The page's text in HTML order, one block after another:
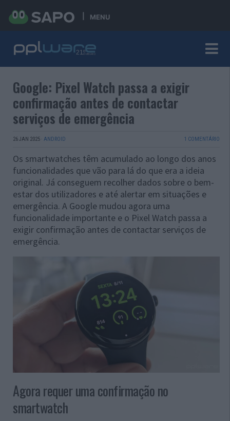
MENU
Google: Pixel Watch passa a exigir
confirmação antes de contactar
serviços de emergência
26 JAN 2025 · ANDROID 1 COMENTÁRIO
Os smartwatches têm acumulado ao longo dos anos
funcionalidades que vão para lá do que era a ideia
original. Já conseguem recolher dados sobre o bem-
estar dos utilizadores e até alertar em situações e
emergência. A Google mudou agora uma
funcionalidade importante e o Pixel Watch passa a
exigir confirmação antes de contactar serviços de
emergência.
Agora requer uma confirmação no
smartwatch